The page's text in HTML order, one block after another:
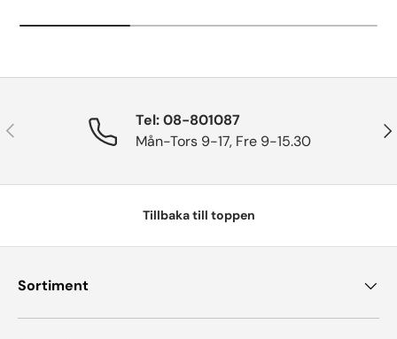
Tidigare
Tel: 08-801087
Mån-Tors 9-17, Fre 9-15.30
Tillbaka till toppen
Sortiment